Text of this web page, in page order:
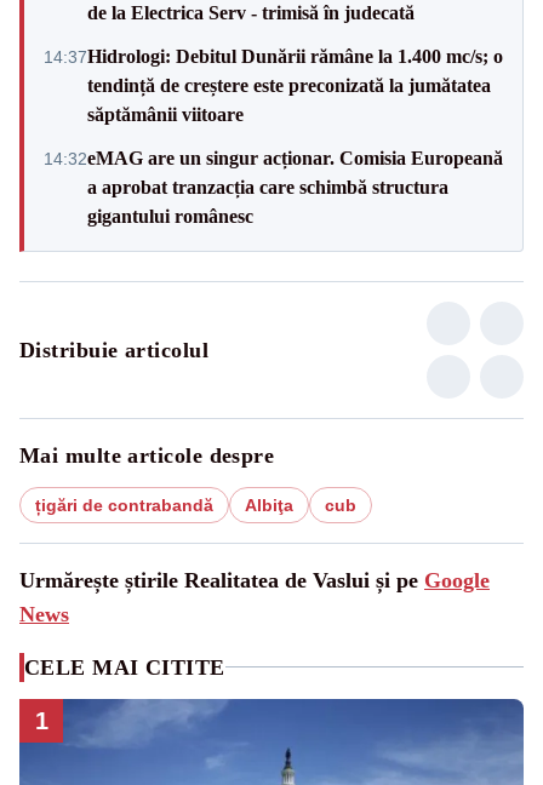
de la Electrica Serv - trimisă în judecată
14:37Hidrologi: Debitul Dunării rămâne la 1.400 mc/s; o
tendință de creștere este preconizată la jumătatea
săptămânii viitoare
14:32eMAG are un singur acționar. Comisia Europeană
a aprobat tranzacția care schimbă structura
gigantului românesc
Distribuie articolul
Mai multe articole despre
țigări de contrabandă Albiţa cub
Urmărește știrile Realitatea de Vaslui și pe Google
News
CELE MAI CITITE
1